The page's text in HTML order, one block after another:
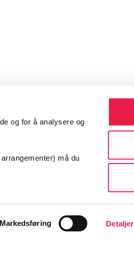
og for å analysere og
må du
Markedsføring Detaljer